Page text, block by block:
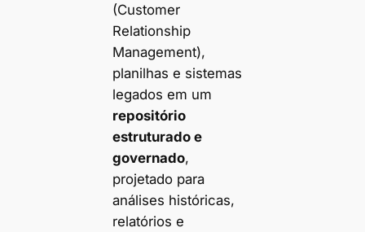
(Customer
Relationship
Management),
planilhas e sistemas
legados em um
repositório
estruturado e
governado,
projetado para
análises históricas,
relatórios e